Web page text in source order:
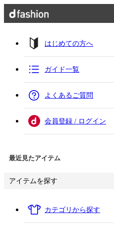
はじめての方へ
ガイド一覧
よくあるご質問
会員登録 / ログイン
最近見たアイテム
アイテムを探す
カテゴリから探す